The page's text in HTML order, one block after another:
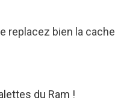
replacez bien la cache
du Ram !